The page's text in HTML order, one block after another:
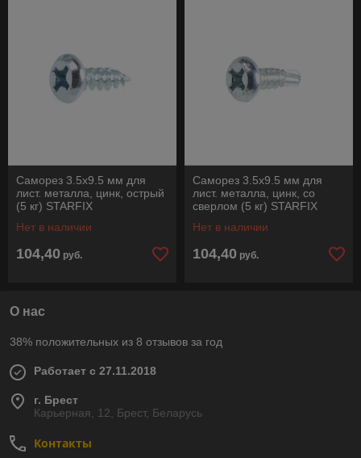
Саморез 3.5х9.5 мм для
лист. металла, цинк, острый
(5 кг) STARFIX
Нет в наличии
104,40 руб.
Саморез 3.5х9.5 мм для
лист. металла, цинк, со
сверлом (5 кг) STARFIX
Нет в наличии
104,40 руб.
О нас
38% положительных из 8 отзывов за год
Работает с 27.11.2018
г. Брест
Карьерная, 12, Брест, Беларусь
Контакты